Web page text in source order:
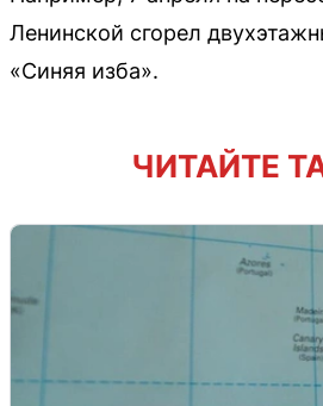
Ленинской сгорел
«Синяя изба».
ЧИТАЙТЕ